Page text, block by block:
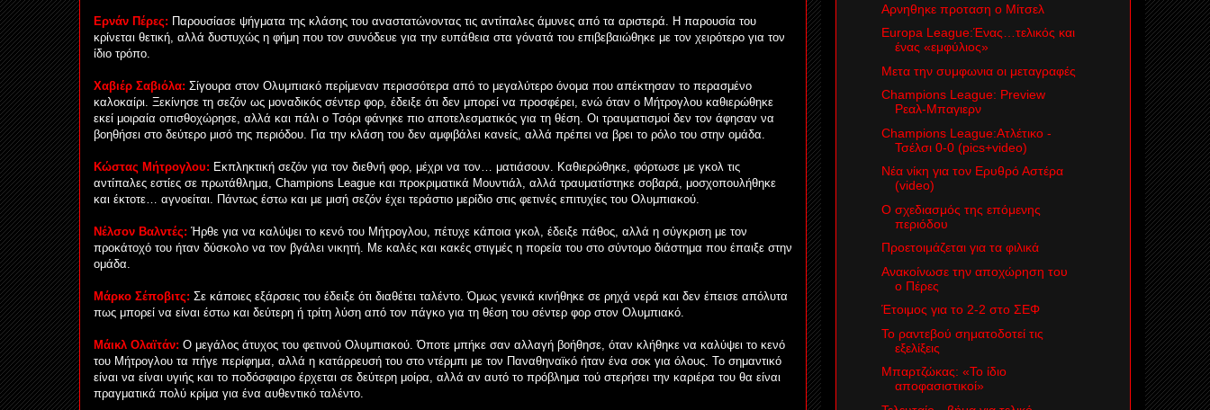
Ερνάν Πέρες: Παρουσίασε ψήγματα της κλάσης του αναστατώνοντας τις αντίπαλες άμυνες από τα αριστερά. Η παρουσία του
κρίνεται θετική, αλλά δυστυχώς η φήμη που τον συνόδευε για την ευπάθεια στα γόνατά του επιβεβαιώθηκε με τον χειρότερο για τον
ίδιο τρόπο.
Χαβιέρ Σαβιόλα: Σίγουρα στον Ολυμπιακό περίμεναν περισσότερα από το μεγαλύτερο όνομα που απέκτησαν το περασμένο
καλοκαίρι. Ξεκίνησε τη σεζόν ως μοναδικός σέντερ φορ, έδειξε ότι δεν μπορεί να προσφέρει, ενώ όταν ο Μήτρογλου καθιερώθηκε
εκεί μοιραία οπισθοχώρησε, αλλά και πάλι ο Τσόρι φάνηκε πιο αποτελεσματικός για τη θέση. Οι τραυματισμοί δεν τον άφησαν να
βοηθήσει στο δεύτερο μισό της περιόδου. Για την κλάση του δεν αμφιβάλει κανείς, αλλά πρέπει να βρει το ρόλο του στην ομάδα.
Κώστας Μήτρογλου: Εκπληκτική σεζόν για τον διεθνή φορ, μέχρι να τον… ματιάσουν. Καθιερώθηκε, φόρτωσε με γκολ τις
αντίπαλες εστίες σε πρωτάθλημα, Champions League και προκριματικά Μουντιάλ, αλλά τραυματίστηκε σοβαρά, μοσχοπουλήθηκε
και έκτοτε… αγνοείται. Πάντως έστω και με μισή σεζόν έχει τεράστιο μερίδιο στις φετινές επιτυχίες του Ολυμπιακού.
Νέλσον Βαλντές: Ήρθε για να καλύψει το κενό του Μήτρογλου, πέτυχε κάποια γκολ, έδειξε πάθος, αλλά η σύγκριση με τον
προκάτοχό του ήταν δύσκολο να τον βγάλει νικητή. Με καλές και κακές στιγμές η πορεία του στο σύντομο διάστημα που έπαιξε στην
ομάδα.
Μάρκο Σέποβιτς: Σε κάποιες εξάρσεις του έδειξε ότι διαθέτει ταλέντο. Όμως γενικά κινήθηκε σε ρηχά νερά και δεν έπεισε απόλυτα
πως μπορεί να είναι έστω και δεύτερη ή τρίτη λύση από τον πάγκο για τη θέση του σέντερ φορ στον Ολυμπιακό.
Μάικλ Ολαϊτάν: Ο μεγάλος άτυχος του φετινού Ολυμπιακού. Όποτε μπήκε σαν αλλαγή βοήθησε, όταν κλήθηκε να καλύψει το κενό
του Μήτρογλου τα πήγε περίφημα, αλλά η κατάρρευσή του στο ντέρμπι με τον Παναθηναϊκό ήταν ένα σοκ για όλους. Το σημαντικό
είναι να είναι υγιής και το ποδόσφαιρο έρχεται σε δεύτερη μοίρα, αλλά αν αυτό το πρόβλημα τού στερήσει την καριέρα του θα είναι
πραγματικά πολύ κρίμα για ένα αυθεντικό ταλέντο.
Αρνηθηκε προταση ο Μίτσελ
Europa League:Ένας…τελικός και
ένας «εμφύλιος»
Μετα την συμφωνια οι μεταγραφές
Champions League: Preview
Ρεαλ-Μπαγιερν
Champions League:Ατλέτικο -
Τσέλσι 0-0 (pics+video)
Νέα νίκη για τον Ερυθρό Αστέρα
(video)
Ο σχεδιασμός της επόμενης
περιόδου
Προετοιμάζεται για τα φιλικά
Ανακοίνωσε την αποχώρηση του
ο Πέρες
Έτοιμος για το 2-2 στο ΣΕΦ
Το ραντεβού σηματοδοτεί τις
εξελίξεις
Μπαρτζώκας: «Το ίδιο
αποφασιστικοί»